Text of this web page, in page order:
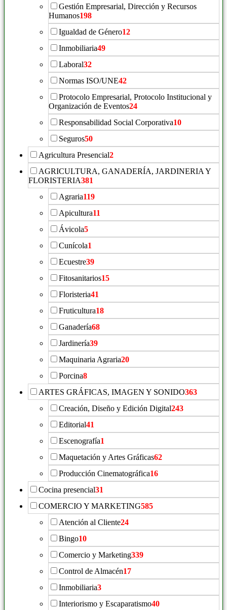
Gestión Empresarial, Dirección y Recursos
Humanos198
Igualdad de Género12
Inmobiliaria49
Laboral32
Normas ISO/UNE42
Protocolo Empresarial, Protocolo Institucional y
Organización de Eventos24
Responsabilidad Social Corporativa10
Seguros50
Agricultura Presencial2
AGRICULTURA, GANADERÍA, JARDINERIA Y
FLORISTERIA381
Agraria119
Apicultura11
Ávicola5
Cunícola1
Ecuestre39
Fitosanitarios15
Floristeria41
Fruticultura18
Ganadería68
Jardinería39
Maquinaria Agraria20
Porcina8
ARTES GRÁFICAS, IMAGEN Y SONIDO363
Creación, Diseño y Edición Digital243
Editorial41
Escenografía1
Maquetación y Artes Gráficas62
Producción Cinematográfica16
Cocina presencial31
COMERCIO Y MARKETING585
Atención al Cliente24
Bingo10
Comercio y Marketing339
Control de Almacén17
Inmobiliaria3
Interiorismo y Escaparatismo40